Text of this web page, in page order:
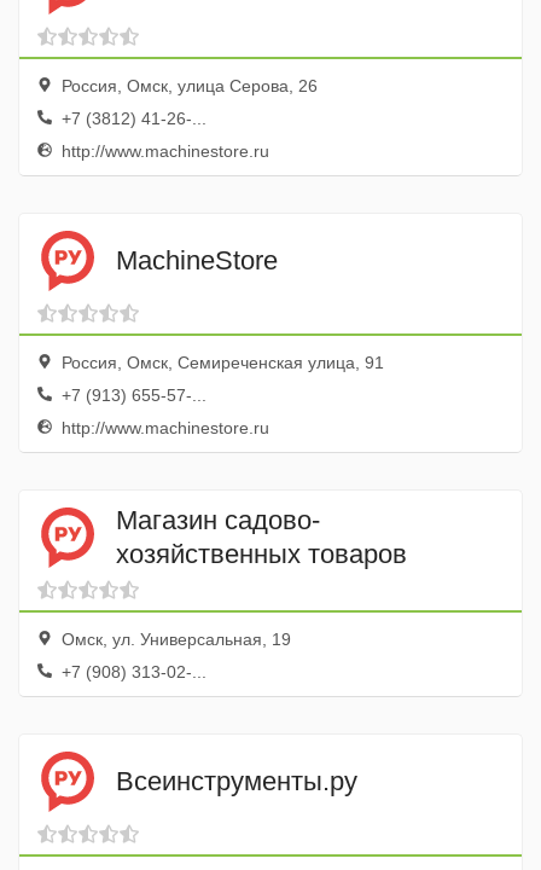
Россия, Омск, улица Серова, 26
+7 (3812) 41-26-...
http://www.machinestore.ru
MachineStore
Россия, Омск, Семиреченская улица, 91
+7 (913) 655-57-...
http://www.machinestore.ru
Магазин садово-
хозяйственных товаров
Омск, ул. Универсальная, 19
+7 (908) 313-02-...
Всеинструменты.ру